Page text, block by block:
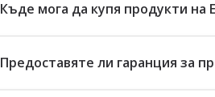
Къде мога да купя продукти на
Предоставяте ли гаранция за